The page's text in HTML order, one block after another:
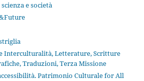
e società
e Interculturalità, Letterature, Scritture
Traduzioni, Terza Missione
Patrimonio Culturale for All